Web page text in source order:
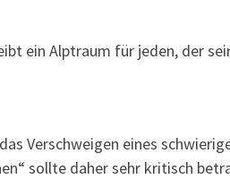
ein Alptraum für jeden, der
Verschweigen eines
sollte daher sehr kritisch